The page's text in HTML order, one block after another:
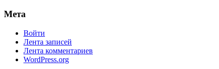
Мета
Войти
Лента записей
Лента комментариев
WordPress.org